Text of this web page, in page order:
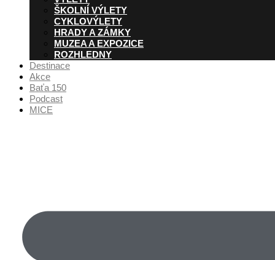
ŠKOLNÍ VÝLETY
CYKLOVÝLETY
HRADY A ZÁMKY
MUZEA A EXPOZICE
ROZHLEDNY
Destinace
Akce
Baťa 150
Podcast
MICE